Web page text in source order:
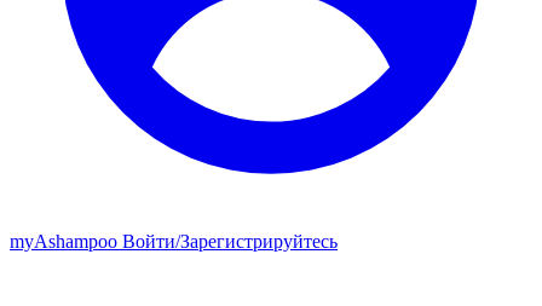
myAshampoo Войти/Зарегистрируйтесь